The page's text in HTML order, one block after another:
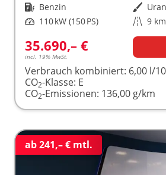
Kraftstoff Benzin Außenfarbe
Leistung 110 kW (150 PS) Kilometerstand 9 km
35.690,– €
incl. 19% MwSt.
Verbrauch kombiniert: 6,00 l/
CO2-Klasse: E
CO2-Emissionen: 136,00 g/km
ab 241,– € mtl.